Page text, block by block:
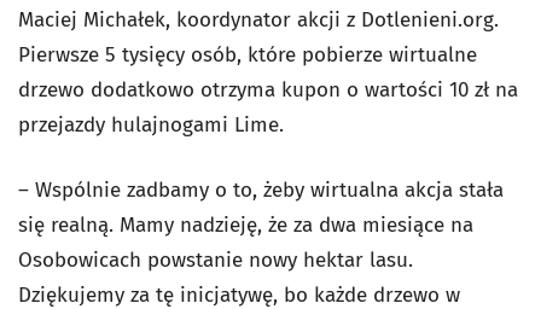
Maciej Michałek, koordynator akcji z Dotlenieni.org.
Pierwsze 5 tysięcy osób, które pobierze wirtualne
drzewo dodatkowo otrzyma kupon o wartości 10 zł na
przejazdy hulajnogami Lime.
– Wspólnie zadbamy o to, żeby wirtualna akcja stała
się realną. Mamy nadzieję, że za dwa miesiące na
Osobowicach powstanie nowy hektar lasu.
Dziękujemy za tę inicjatywę, bo każde drzewo w